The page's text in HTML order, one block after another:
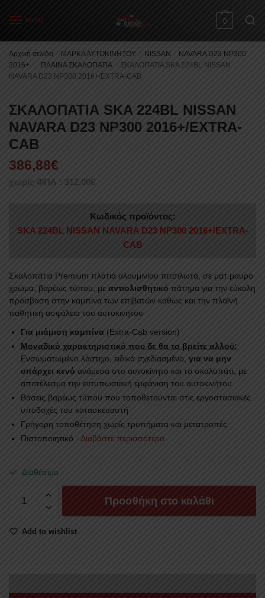
MENU 0
Αρχική σελίδα ΜΑΡΚΑ ΑΥΤΟΚΙΝΗΤΟΥ NISSAN
NAVARA D23 NP300
2016+
ΠΛΑΙΝΑ ΣΚΑΛΟΠΑΤΙΑ
ΣΚΑΛΟΠΑΤΙΑ SKA 224BL NISSAN
NAVARA D23 NP300 2016+/EXTRA-CAB
ΣΚΑΛΟΠΑΤΙΑ SKA 224BL NISSAN
NAVARA D23 NP300 2016+/EXTRA-
CAB
386,88€
χωρίς ΦΠΑ : 312,00€
Κωδικός προϊόντος:
SKA 224BL NISSAN NAVARA D23 NP300 2016+/EXTRA-
CAB
Σκαλοπάτια Premium πλατιά αλουμινίου πιτσιλωτά, σε ματ μαύρο
χρώμα, βαρέως τύπου, με αντιολισθητικό πάτημα για την εύκολη
πρόσβαση στην καμπίνα των επιβατών καθώς και την πλαϊνή
παθητική ασφάλεια του αυτοκινήτου
Για μιάμιση καμπίνα (Extra-Cab version)
Μοναδικό χαρακτηριστικό που δε θα το βρείτε αλλού:
Ενσωματωμένο λάστιχο, ειδικά σχεδιασμένο, για να μην
υπάρχει κενό ανάμεσα στο αυτοκίνητο και το σκαλοπάτι, με
αποτέλεσμα την εντυπωσιακή εμφάνιση του αυτοκινήτου
Βάσεις βαρέως τύπου που τοποθετούνται στις εργοστασιακές
υποδοχές του κατασκευαστή
Γρήγορη τοποθέτηση χωρίς τρυπήματα και μετατροπές
Πιστοποιητικό ...Διαβάστε περισσότερα
Διαθέσιμο
ΣΚΑΛΟΠΑΤΙΑ
SKA
NISSAN
2016+/EXTRA-
Προσθήκη στο καλάθι
Add to wishlist